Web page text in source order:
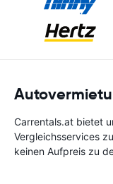
Carrentals.at bietet
Vergleichsservices
keinen Aufpreis zu